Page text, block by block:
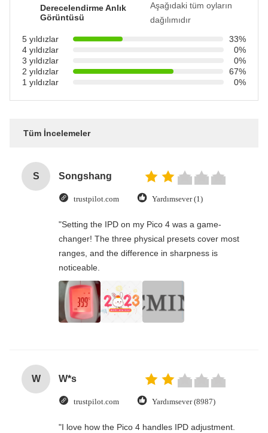
Derecelendirme Anlık
Görüntüsü
Aşağıdaki tüm oyların
dağılımıdır
5 yıldızlar
33%
4 yıldızlar
0%
3 yıldızlar
0%
2 yıldızlar
67%
1 yıldızlar
0%
Tüm İncelemeler
S Songshang
trustpilot.com Yardımsever (1)
"Setting the IPD on my Pico 4 was a game-
changer! The three physical presets cover most
ranges, and the difference in sharpness is
noticeable.
W W*s
trustpilot.com Yardımsever (8987)
"I love how the Pico 4 handles IPD adjustment.